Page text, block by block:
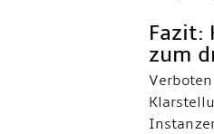
Fazit:
zum